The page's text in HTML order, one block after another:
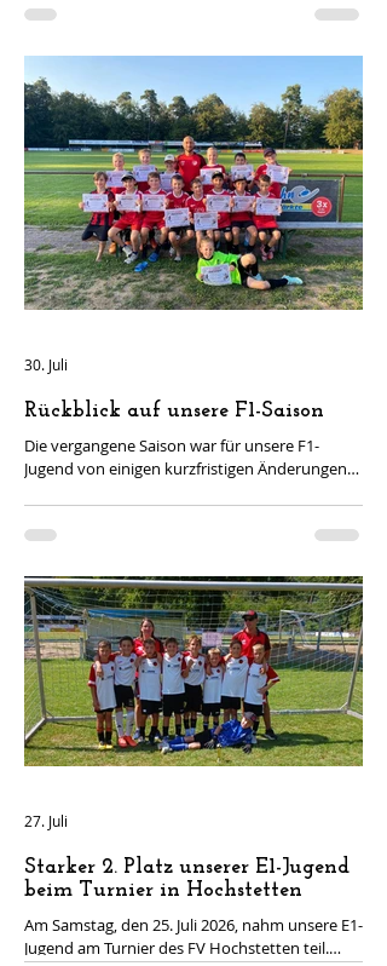
Start, die jeweils in Hin- und Rückspielen
jede Mannschaft vier Spiele auf dem
Programm. Im ersten Spiel traf unsere E1 auf
die JSG Oberes Albtal 2. Dabei tat sich unsere
Mannschaft zunächst schwer und ließ sich vom
Gegner etwas einschläfern. Dennoch behielt
unser Team die Kontrolle und gewann die
Begeg
Rückblick auf unsere F1-Saison
Die vergangene Saison war für unsere F1-
Jugend von einigen kurzfristigen Änderungen
Abgängen und neuen Trainingszeiten. Die Jungs
vielen spannenden Spielen, Siegen und
Niederlagen. Trotz mancher Rückschläge ließen
sich die Kids nie unterkriegen und kämpften in
jedem Spiel mit großem Einsatz. Am 29.07.2026
fand bei hitzigen Temperaturen unser S
30. Juli
Starker 2. Platz unserer E1-Jugend
beim Turnier in Hochstetten
Am Samstag, den 25. Juli 2026, nahm unsere E1-
Jugend am Turnier des FV Hochstetten teil.
27. Juli